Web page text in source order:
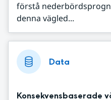
förstå
denna vägled...
Data
Konsekvensbaserade